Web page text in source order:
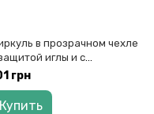
в прозрачном чехле
иглы и с
Yes, 220097
грн
Купить